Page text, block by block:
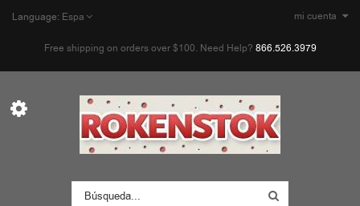
mi cuenta
Language: Espa
Free shipping on orders over $100. Need Help? 866.526.3979